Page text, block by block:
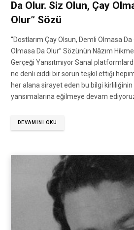
Da Olur. Siz Olun, Çay
Olur” Sözü
“Dostlarım Çay Olsun, Demli Olmasa Da
Olmasa Da Olur” Sözünün Nâzım
Gerçeği Yansıtmıyor Sanal
ne denli ciddi bir sorun teşkil ettiği
her alana sirayet eden bu bilgi
yansımalarına eğilmeye devam
DEVAMINI OKU